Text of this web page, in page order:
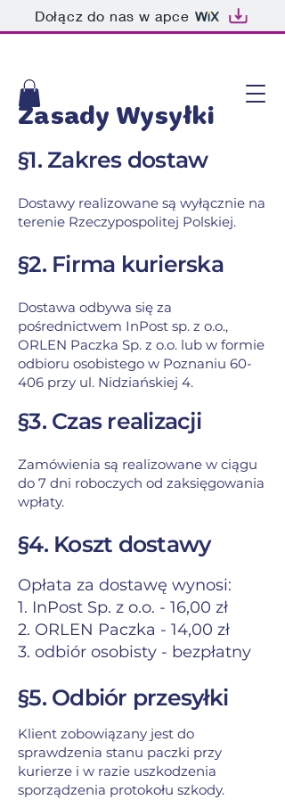
Dołącz do nas w apce
Zasady Wysyłki
§1. Zakres dostaw
Dostawy realizowane są wyłącznie na
terenie Rzeczypospolitej Polskiej.
§2. Firma kurierska
Dostawa odbywa się za
pośrednictwem InPost sp. z o.o.,
ORLEN Paczka Sp. z o.o. lub w formie
odbioru osobistego w Poznaniu 60-
406 przy ul. Nidziańskiej 4.
§3. Czas realizacji
Zamówienia są realizowane w ciągu
do 7 dni roboczych od zaksięgowania
wpłaty.
§4. Koszt dostawy
Opłata za dostawę wynosi:
1. InPost Sp. z o.o. - 16,00 zł
2. ORLEN Paczka - 14,00 zł
3. odbiór osobisty - bezpłatny
§5. Odbiór przesyłki
Klient zobowiązany jest do
sprawdzenia stanu paczki przy
kurierze i w razie uszkodzenia
sporządzenia protokołu szkody.